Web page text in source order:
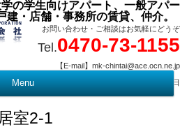
の学生向けアパート、一般アパー
・店舗・事務所の賃貸、仲介。
お問い合わせ・ご相談はお気軽にどうぞ
Tel.0470-73-1155
【E-mail】mk-chintai@ace.ocn.ne.jp
【営業時間】09:00 ～ 17:15 【定 休 日】水曜・祭日
Menu
室2-1